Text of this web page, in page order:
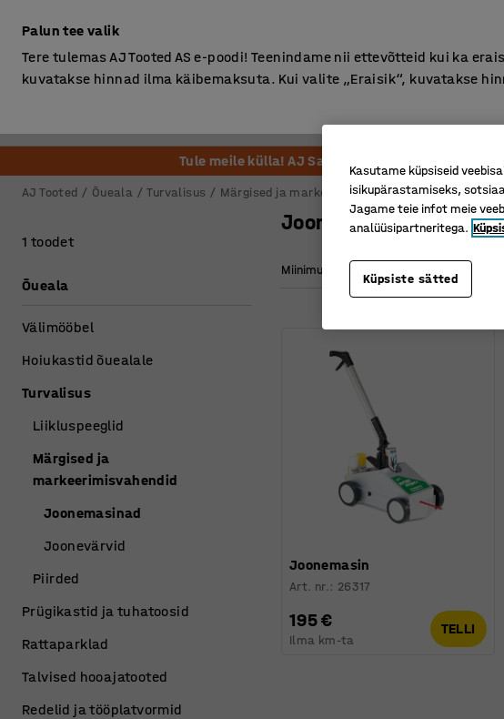
Söögituba Vastuvõtt
Tule meile külla! AJ Salong on avatud E-R 9:00-
AJ Tooted Õueala Turvalisus Märgised ja markeerimisvahendid
Joonemasinad
Miinimum laius Maksimaalne laius
Joonemasin
Art. nr.: 26317
195 €
Ilma km-ta
TELLI
1 toodet
Õueala
Välimööbel
Hoiukastid õuealale
Turvalisus
Liikluspeeglid
Märgised ja
markeerimisvahendid
Joonemasinad
Joonevärvid
Piirded
Prügikastid ja tuhatoosid
Rattaparklad
Talvised hooajatooted
Redelid ja tööplatvormid
Palun tee valik
Tere tulemas AJ Tooted AS e-poodi! Teenindame nii ettevõtteid kui ka
kuvatakse hinnad ilma käibemaksuta. Kui valite „Eraisik“, kuvatakse
Kasutame küpsiseid
isikupärastamiseks,
Jagame teie infot meie
analüüsipartneritega.
Küpsiste sätted